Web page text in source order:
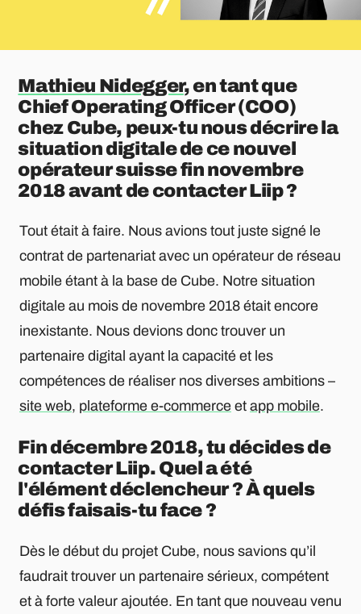
Mathieu Nidegger, en tant que
Chief Operating Officer (COO)
chez Cube, peux-tu nous décrire la
situation digitale de ce nouvel
opérateur suisse fin novembre
2018 avant de contacter Liip ?
Tout était à faire. Nous avions tout juste signé le
contrat de partenariat avec un opérateur de réseau
mobile étant à la base de Cube. Notre situation
digitale au mois de novembre 2018 était encore
inexistante. Nous devions donc trouver un
partenaire digital ayant la capacité et les
compétences de réaliser nos diverses ambitions –
site web, plateforme e-commerce et app mobile.
Fin décembre 2018, tu décides de
contacter Liip. Quel a été
l'élément déclencheur ? À quels
défis faisais-tu face ?
Dès le début du projet Cube, nous savions qu’il
faudrait trouver un partenaire sérieux, compétent
et à forte valeur ajoutée. En tant que nouveau venu